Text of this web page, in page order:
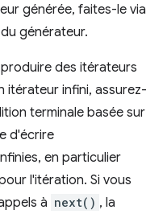
générée, faites-le via
générateur.
des itérateurs
itérateur infini, assurez-
terminale basée sur
d'écrire
en particulier
l'itération. Si vous
à next() , la